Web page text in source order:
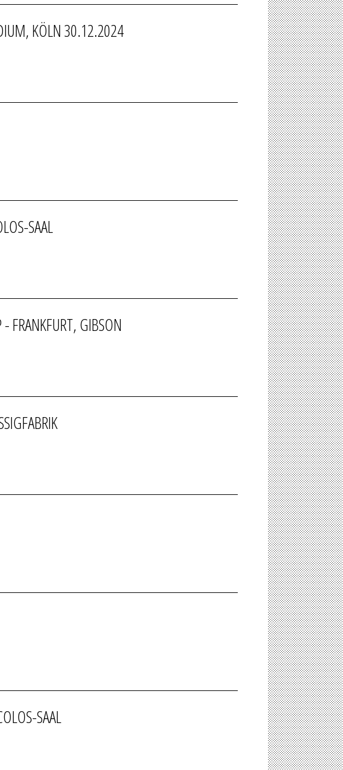
KÖLN 30.12.2024
SAAL
FRANKFURT, GIBSON
SAAL